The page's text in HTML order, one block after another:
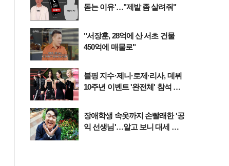
돋는 이유'…"제발 좀 살려줘"
"서장훈, 28억에 산 서초 건물
450억에 매물로"
블핑 지수·제니·로제·리사, 데뷔
10주년 이벤트 '완전체' 참석 확
장애학생 속옷까지 손빨래한 '공
익 선생님'…알고 보니 대세 개